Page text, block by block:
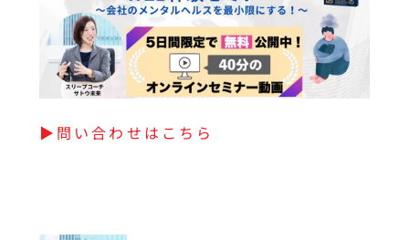
▶︎問い合わせはこちら